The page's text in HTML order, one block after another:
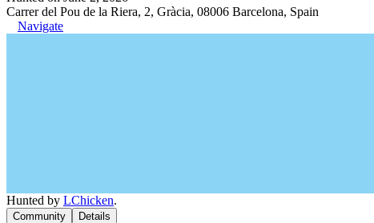
Carrer del Pou de la Riera, 2, Gràcia, 08006 Barcelona, Spain
Navigate
Hunted by LChicken.
Community Details